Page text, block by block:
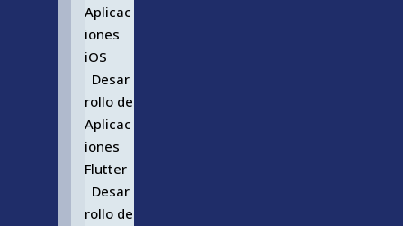
Aplicac
iones
iOS
Desar
rollo de
Aplicac
iones
Flutter
Desar
rollo de